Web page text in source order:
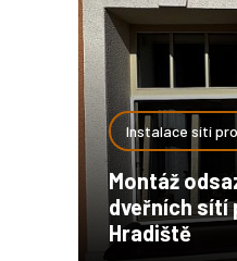
Instalace sítí
Montáž
dveřních sítí
Hradiště